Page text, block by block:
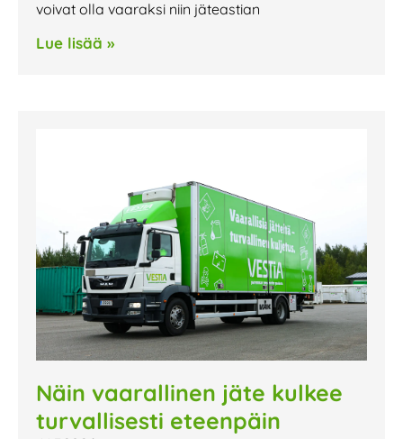
voivat olla vaaraksi niin jäteastian
Lue lisää »
Näin vaarallinen jäte kulkee
turvallisesti eteenpäin